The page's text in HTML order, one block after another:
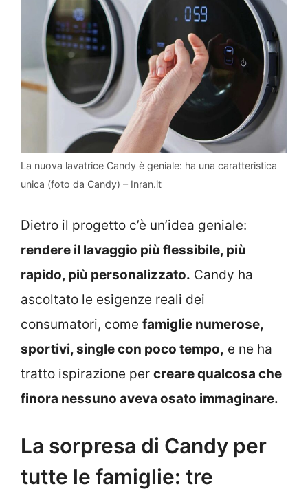
La nuova lavatrice Candy è geniale: ha una caratteristica
unica (foto da Candy) – Inran.it
Dietro il progetto c’è un’idea geniale:
rendere il lavaggio più flessibile, più
rapido, più personalizzato. Candy ha
ascoltato le esigenze reali dei
consumatori, come famiglie numerose,
sportivi, single con poco tempo, e ne ha
tratto ispirazione per creare qualcosa che
finora nessuno aveva osato immaginare.
La sorpresa di Candy per
tutte le famiglie: tre